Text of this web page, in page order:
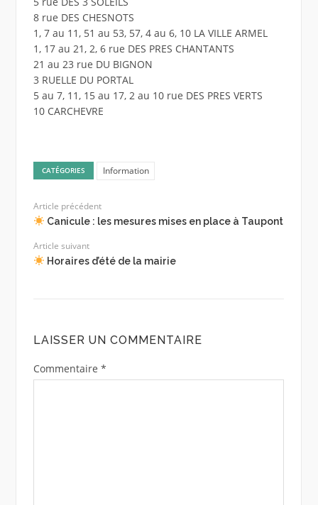
8 rue DES CHESNOTS
1, 7 au 11, 51 au 53, 57, 4 au 6, 10 LA VILLE ARMEL
1, 17 au 21, 2, 6 rue DES PRES CHANTANTS
21 au 23 rue DU BIGNON
3 RUELLE DU PORTAL
5 au 7, 11, 15 au 17, 2 au 10 rue DES PRES VERTS
10 CARCHEVRE
CATÉGORIES Information
Article précédent
Canicule : les mesures mises en place à Taupont
Article suivant
Horaires d’été de la mairie
LAISSER UN COMMENTAIRE
Commentaire *